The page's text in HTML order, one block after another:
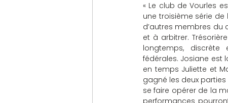
« Le club de Vourles
une troisième série
d’autres membres du
et à arbitrer.
longtemps,
fédérales. Josiane
en temps Juliette et
gagné les deux parties
se faire opérer de la
performances